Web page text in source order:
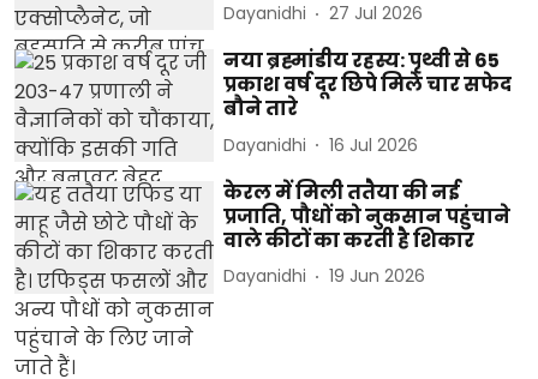
Dayanidhi 27 Jul 2026
नया ब्रह्मांडीय रहस्य: पृथ्वी से 65
प्रकाश वर्ष दूर छिपे मिले चार सफेद
बौने तारे
Dayanidhi 16 Jul 2026
केरल में मिली ततैया की नई
प्रजाति, पौधों को नुकसान पहुंचाने
वाले कीटों का करती है शिकार
Dayanidhi 19 Jun 2026